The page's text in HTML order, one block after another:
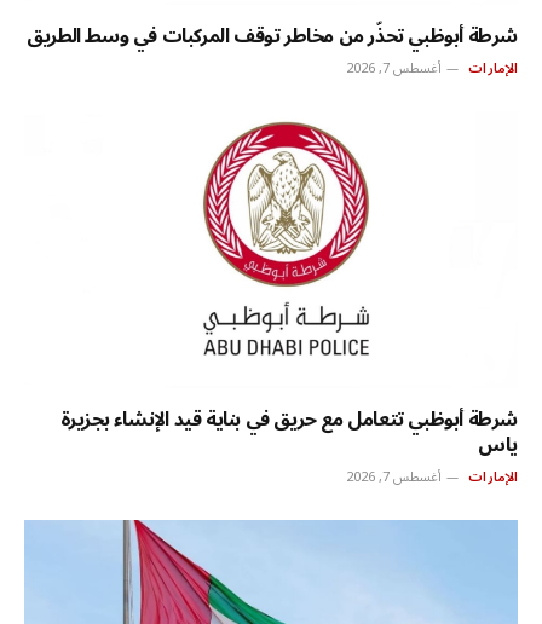
شرطة أبوظبي تحذّر من مخاطر توقف المركبات في وسط الطريق
الإمارات أغسطس 7, 2026
شرطة أبوظبي تتعامل مع حريق في بناية قيد الإنشاء بجزيرة
ياس
الإمارات أغسطس 7, 2026